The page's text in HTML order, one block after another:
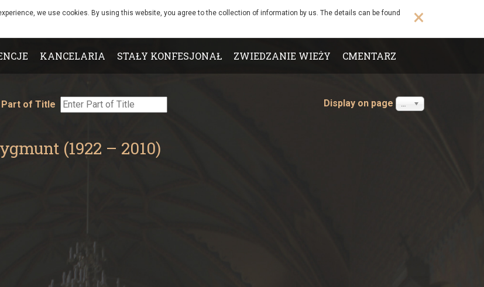
we use cookies. By using this website, you agree to the collection of information by us. The details can be found
×
KANCELARIA STAŁY KONFESJONAŁ ZWIEDZANIE WIEŻY CMENTARZ
Part of Title Display on page 20
(1922 – 2010)